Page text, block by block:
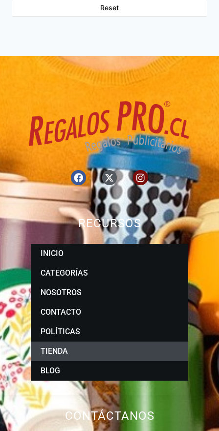
Reset
CONTÁCTANOS
RECURSOS
INICIO
CATEGORÍAS
NOSOTROS
CONTACTO
POLÍTICAS
TIENDA
BLOG